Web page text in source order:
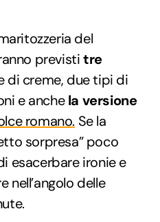
del
previstitre
di creme, due tipi di
e anchela versione
romano. Se la
sorpresa” poco
esacerbare ironie e
nell’angolo delle